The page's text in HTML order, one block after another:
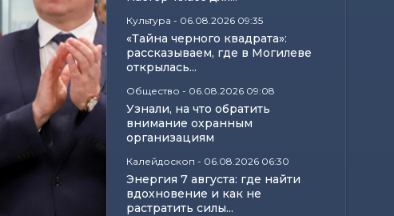
Культура - 06.08.2026 09:35
«Тайна черного квадрата»:
рассказываем, где в Могилеве
открылась...
Общество - 06.08.2026 09:08
Узнали, на что обратить
внимание охранным
организациям
Калейдоскоп - 06.08.2026 06:30
Энергия 7 августа: где найти
вдохновение и как не
растратить силы...